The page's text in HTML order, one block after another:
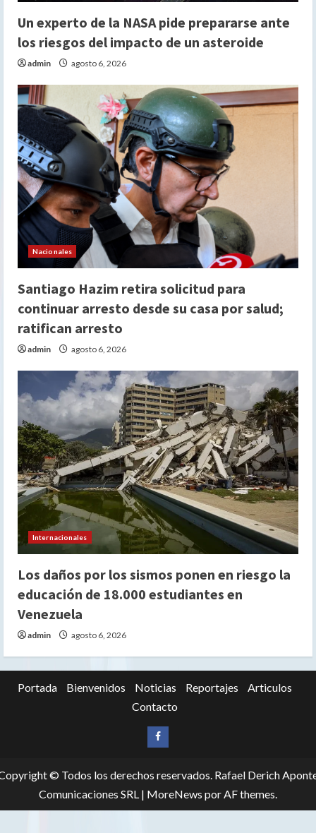
Un experto de la NASA pide prepararse ante
los riesgos del impacto de un asteroide
admin agosto 6, 2026
Nacionales
Santiago Hazim retira solicitud para
continuar arresto desde su casa por salud;
ratifican arresto
admin agosto 6, 2026
Internacionales
Los daños por los sismos ponen en riesgo la
educación de 18.000 estudiantes en
Venezuela
admin agosto 6, 2026
Portada Bienvenidos Noticias Reportajes
Articulos
Contacto
Siganos
Facebook
© Todos los derechos reservados. Rafael Derich
Comunicaciones SRL | MoreNews por AF themes.